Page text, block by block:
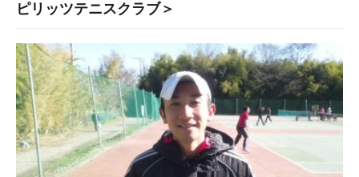
ピリッツテニスクラブ＞